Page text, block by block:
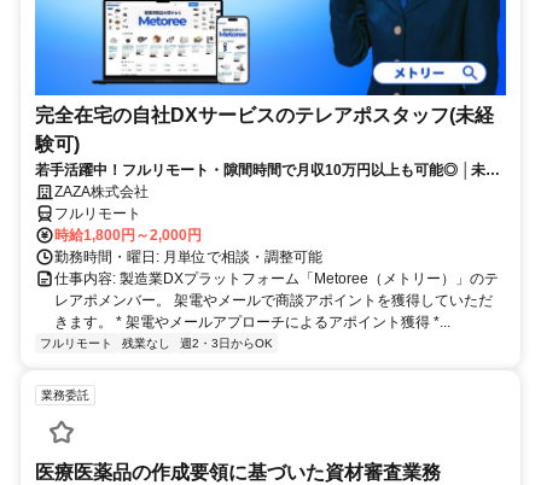
完全在宅の自社DXサービスのテレアポスタッフ(未経
験可)
若手活躍中！フルリモート・隙間時間で月収10万円以上も可能◎ │未経
験からインサイドセールスに挑戦
ZAZA株式会社
フルリモート
時給1,800円～2,000円
勤務時間・曜日: 月単位で相談・調整可能
仕事内容: 製造業DXプラットフォーム「Metoree（メトリー）」のテ
レアポメンバー。 架電やメールで商談アポイントを獲得していただ
きます。 * 架電やメールアプローチによるアポイント獲得 *...
フルリモート 残業なし 週2・3日からOK
業務委託
医療医薬品の作成要領に基づいた資材審査業務